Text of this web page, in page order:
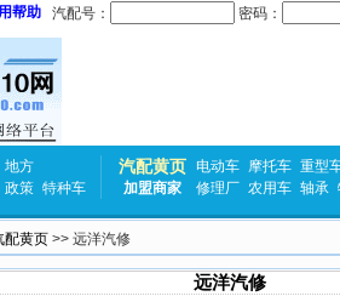
帮助 汽配号： 密码：
地方
政策 特种车
汽配黄页 电动车 摩托车 重型
加盟商家
修理厂 农用车 轴承
配黄页 >> 远洋汽修
远洋汽修